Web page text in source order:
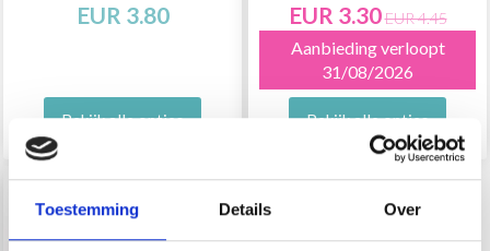
Toestemming Details Over
EUR 3.80
Bekijk alle opties
EUR 3.30EUR 4.45
Aanbieding verloopt
31/08/2026
Bekijk alle opties